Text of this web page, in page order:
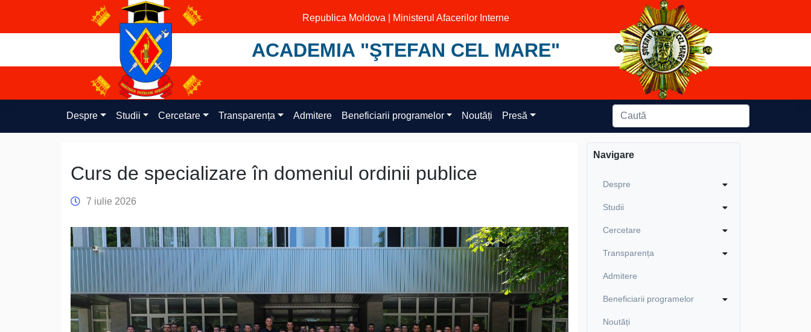
content
Republica Moldova | Ministerul Afacerilor Interne
ACADEMIA "ŞTEFAN CEL MARE"
Despre Studii Cercetare Transparența Admitere Beneficiarii programelor Noutăți Presă
Curs de specializare în domeniul ordinii publice
7 iulie 2026
Navigare
Despre
Studii
Cercetare
Transparența
Admitere
Beneficiarii programelor
Noutăți